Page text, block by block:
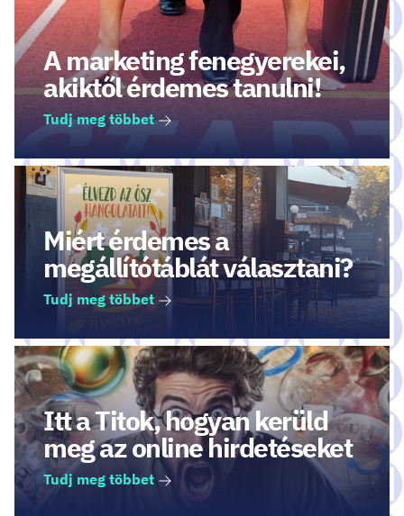
A marketing fenegyerekei,
akiktől érdemes tanulni!
Tudj meg többet
Miért érdemes a
megállítótáblát választani?
Tudj meg többet
Itt a Titok, hogyan kerüld
meg az online hirdetéseket
Tudj meg többet